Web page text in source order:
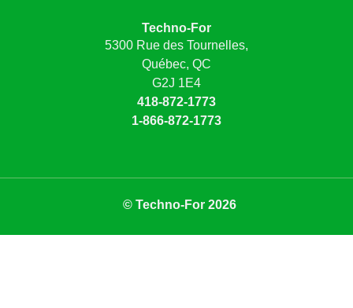
Techno-For
5300 Rue des Tournelles,
Québec, QC
G2J 1E4
418-872-1773
1-866-872-1773
© Techno-For 2026